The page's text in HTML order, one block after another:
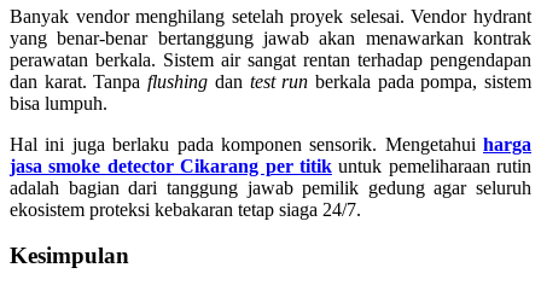
Banyak vendor menghilang setelah proyek selesai. Vendor hydrant
yang benar-benar bertanggung jawab akan menawarkan kontrak
perawatan berkala. Sistem air sangat rentan terhadap pengendapan
dan karat. Tanpaflushing dan test run berkala pada pompa, sistem
bisa lumpuh.
Hal ini juga berlaku pada komponen sensorik. Mengetahui harga
jasa smoke detector Cikarang per titikuntuk pemeliharaan rutin
adalah bagian dari tanggung jawab pemilik gedung agar seluruh
ekosistem proteksi kebakaran tetap siaga 24/7.
Kesimpulan